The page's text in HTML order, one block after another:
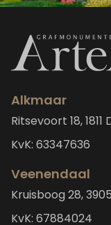
Alkmaar
Ritsevoort 18,
KvK: 63347636
Veenendaal
Kruisboog 28,
KvK: 67884024